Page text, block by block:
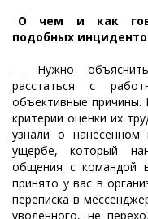
О чем и как
подобных
― Нужно объяснить
расстаться с
объективные причины.
критерии оценки их
узнали о нанесенном
ущербе, который
общения с командой
принято у вас в
переписка в
уволенного, не